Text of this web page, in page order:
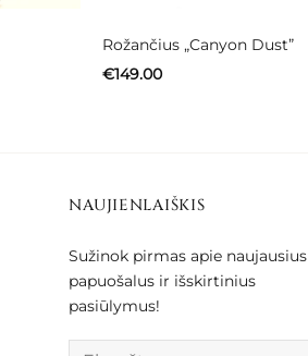
Rožančius „Canyon Dust”
€149.00
NAUJIENLAIŠKIS
Sužinok pirmas apie naujausius
papuošalus ir išskirtinius
pasiūlymus!